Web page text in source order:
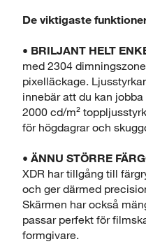
De viktigaste
• BRILJANT HELT
med 2304
pixelläckage.
innebär att du kan
2000 cd/m²
för högdagrar och
• ÄNNU STÖRRE
XDR har tillgång till
och ger därmed
Skärmen har också
passar perfekt för
formgivare.